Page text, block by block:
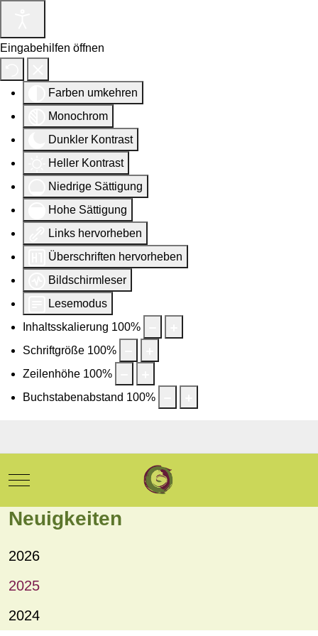
Eingabehilfen öffnen
Farben umkehren
Monochrom
Dunkler Kontrast
Heller Kontrast
Niedrige Sättigung
Hohe Sättigung
Links hervorheben
Überschriften hervorheben
Bildschirmleser
Lesemodus
Inhaltsskalierung 100%
Schriftgröße 100%
Zeilenhöhe 100%
Buchstabenabstand 100%
Mobile Menu Toggle
Neuigkeiten
2026
2025
2024